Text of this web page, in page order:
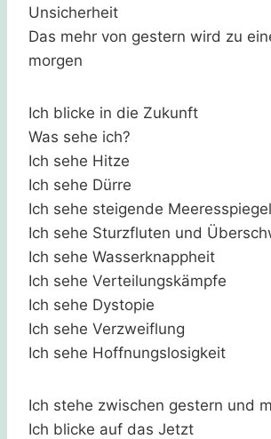
Unsicherheit
Das mehr von gestern wird zu
morgen
Ich blicke in die Zukunft
Was sehe ich?
Ich sehe Hitze
Ich sehe Dürre
Ich sehe steigende Meeresspiegel
Ich sehe Sturzfluten und
Ich sehe Wasserknappheit
Ich sehe Verteilungskämpfe
Ich sehe Dystopie
Ich sehe Verzweiflung
Ich sehe Hoffnungslosigkeit
Ich stehe zwischen gestern und
Ich blicke auf das Jetzt